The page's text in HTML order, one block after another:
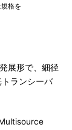
格を
展形で、細径
ランシーバ